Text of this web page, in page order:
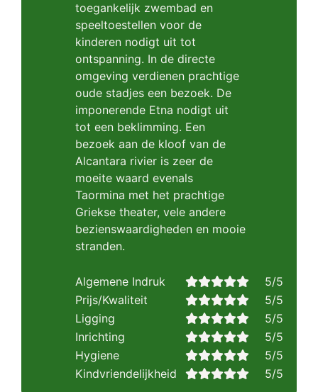
toegankelijk zwembad en
speeltoestellen voor de
kinderen nodigt uit tot
ontspanning. In de directe
omgeving verdienen prachtige
oude stadjes een bezoek. De
imponerende Etna nodigt uit
tot een beklimming. Een
bezoek aan de kloof van de
Alcantara rivier is zeer de
moeite waard evenals
Taormina met het prachtige
Griekse theater, vele andere
bezienswaardigheden en mooie
stranden.
Algemene Indruk
5/5
Prijs/Kwaliteit
5/5
Ligging
5/5
Inrichting
5/5
Hygiene
5/5
Kindvriendelijkheid
5/5